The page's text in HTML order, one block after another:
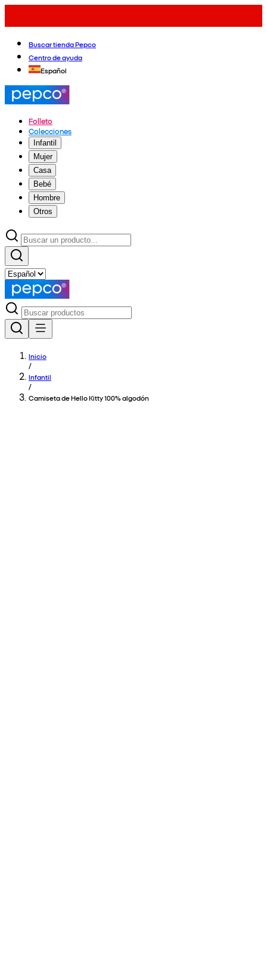
Buscar tienda Pepco
Centro de ayuda
Español
Folleto
Colecciones
Infantil
Mujer
Casa
Bebé
Hombre
Otros
Inicio
/
Infantil
/
Camiseta de Hello Kitty 100% algodón